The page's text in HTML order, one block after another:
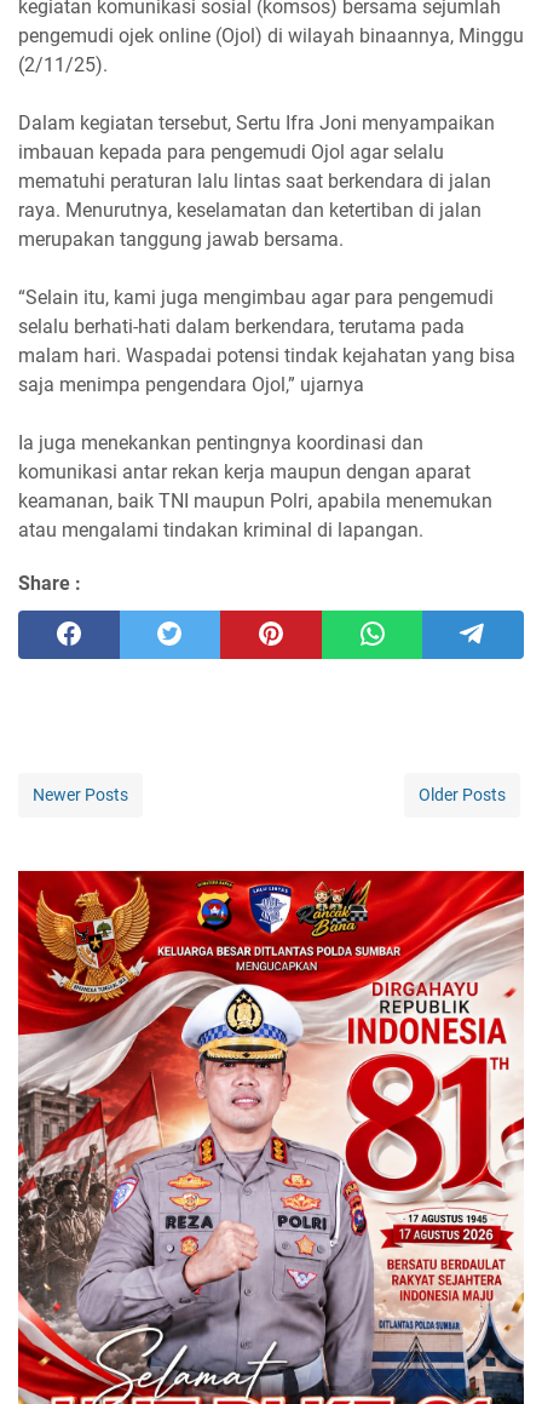
kegiatan komunikasi sosial (komsos) bersama sejumlah
pengemudi ojek online (Ojol) di wilayah binaannya, Minggu
(2/11/25).
Dalam kegiatan tersebut, Sertu Ifra Joni menyampaikan
imbauan kepada para pengemudi Ojol agar selalu
mematuhi peraturan lalu lintas saat berkendara di jalan
raya. Menurutnya, keselamatan dan ketertiban di jalan
merupakan tanggung jawab bersama.
“Selain itu, kami juga mengimbau agar para pengemudi
selalu berhati-hati dalam berkendara, terutama pada
malam hari. Waspadai potensi tindak kejahatan yang bisa
saja menimpa pengendara Ojol,” ujarnya
Ia juga menekankan pentingnya koordinasi dan
komunikasi antar rekan kerja maupun dengan aparat
keamanan, baik TNI maupun Polri, apabila menemukan
atau mengalami tindakan kriminal di lapangan.
Share :
Newer Posts Older Posts